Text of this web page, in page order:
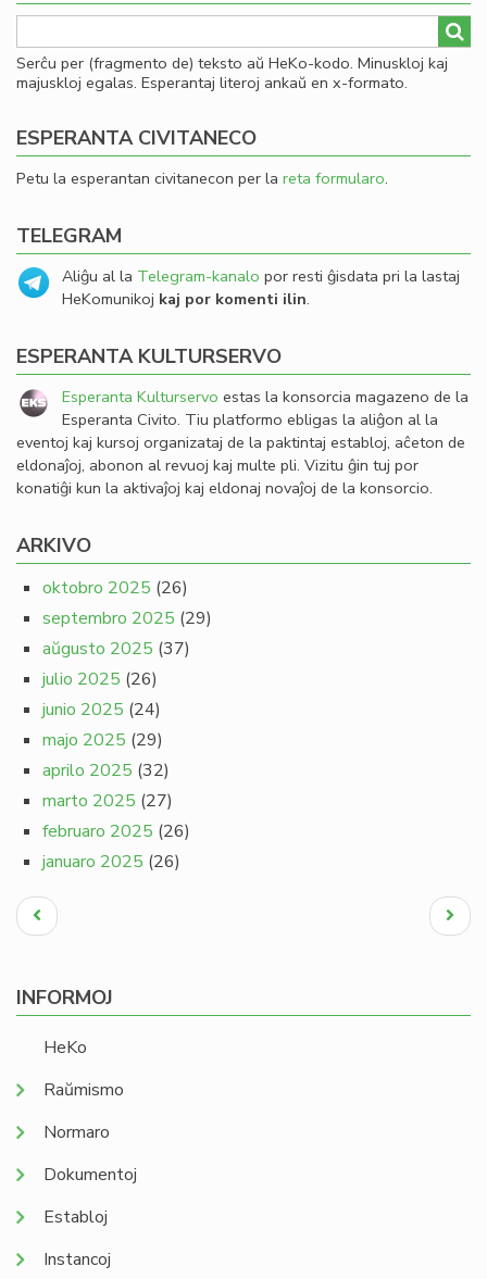
Serĉu per (fragmento de) teksto aŭ HeKo-kodo. Minuskloj kaj
majuskloj egalas. Esperantaj literoj ankaŭ en x-formato.
ESPERANTA CIVITANECO
Petu la esperantan civitanecon per la reta formularo.
TELEGRAM
Aliĝu al la Telegram-kanalo por resti ĝisdata pri la lastaj
HeKomunikoj kaj por komenti ilin.
ESPERANTA KULTURSERVO
Esperanta Kulturservo estas la konsorcia magazeno de la
Esperanta Civito. Tiu platformo ebligas la aliĝon al la
eventoj kaj kursoj organizataj de la paktintaj establoj, aĉeton de
eldonaĵoj, abonon al revuoj kaj multe pli. Vizitu ĝin tuj por
konatiĝi kun la aktivaĵoj kaj eldonaj novaĵoj de la konsorcio.
ARKIVO
oktobro 2025 (26)
septembro 2025 (29)
aŭgusto 2025 (37)
julio 2025 (26)
junio 2025 (24)
majo 2025 (29)
aprilo 2025 (32)
marto 2025 (27)
februaro 2025 (26)
januaro 2025 (26)
Pagination
Antaŭa
paĝo
Next
page
INFORMOJ
HeKo
Raŭmismo
Normaro
Dokumentoj
Establoj
Instancoj